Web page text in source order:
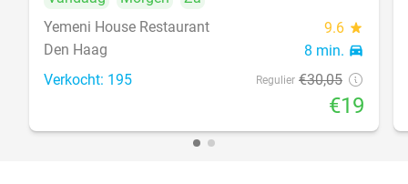
Yemeni House Restaurant
9.6 star
Den Haag 8 min. directions_car
Verkocht: 195 Regulier €30,05
€19